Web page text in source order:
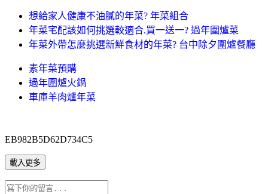
想給家人健康不油膩的年菜? 年菜組合
年菜宅配該如何挑選較適合.買一送一? 過年圍爐菜
年菜外帶怎麼挑選新鮮食材的年菜? 台中除夕圍爐餐廳
素年菜預購
過年圍爐火鍋
車庫羊肉爐年菜
EB982B5D62D734C5
載入更多